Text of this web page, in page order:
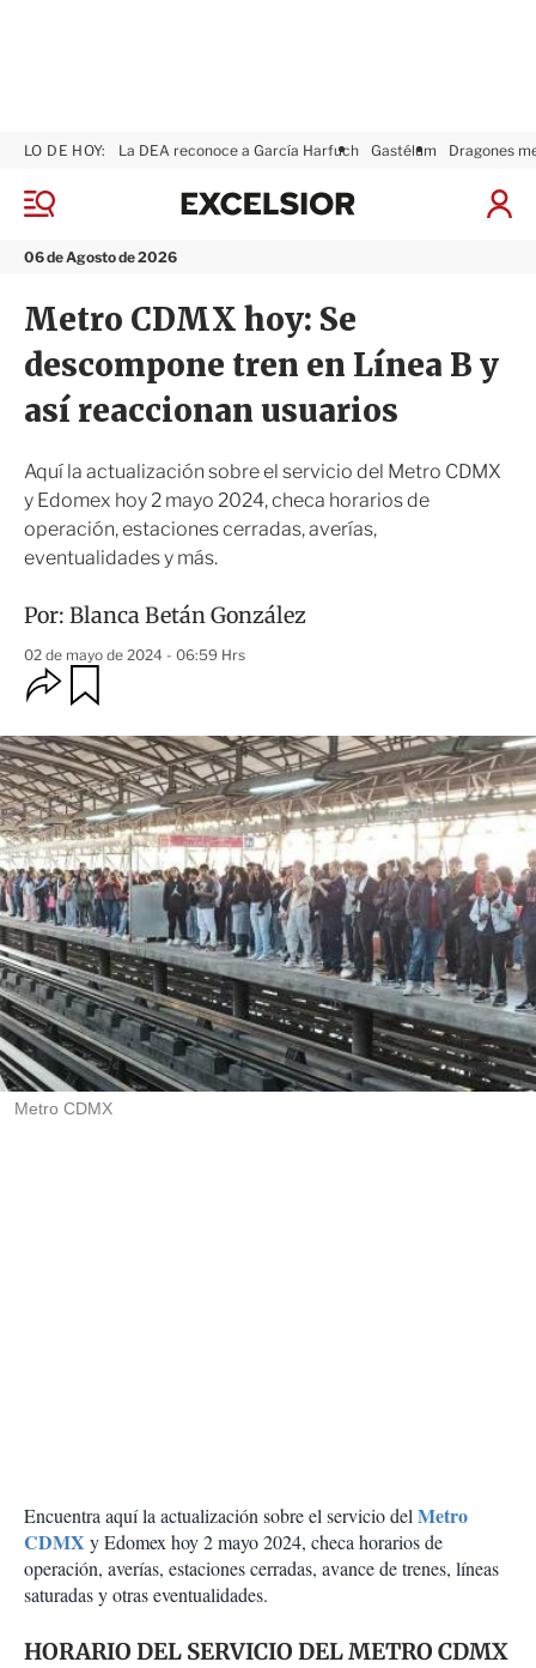
M
n
06 de Agosto de 2026
LO DE HOY: La DEA reconoce a García Harfuch Gastélum Dragones
I
ó
x
i
o
r
Metro CDMX hoy: Se
descompone tren en Línea B y
así reaccionan usuarios
Aquí la actualización sobre el servicio del Metro CDMX
y Edomex hoy 2 mayo 2024, checa horarios de
operación, estaciones cerradas, averías,
eventualidades y más.
Por: Blanca Betán González
02 de mayo de 2024 - 06:59 Hrs
O
p
i
o
n
e
s
d
e
c
o
m
p
a
r
t
i
r
r
d
a
r
Metro CDMX
Encuentra aquí la actualización sobre el servicio delMetro
CDMX y Edomex hoy 2 mayo 2024, checa horarios de
operación, averías, estaciones cerradas, avance de trenes, líneas
saturadas y otras eventualidades.
HORARIO DEL SERVICIO DEL METRO CDMX